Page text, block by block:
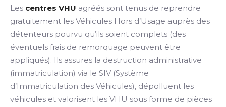
Les centres VHU agréés sont tenus de reprendre
gratuitement les Véhicules Hors d’Usage auprès des
détenteurs pourvu qu’ils soient complets (des
éventuels frais de remorquage peuvent être
appliqués). Ils assures la destruction administrative
(immatriculation) via le SIV (Système
d’Immatriculation des Véhicules), dépolluent les
véhicules et valorisent les VHU sous forme de pièces